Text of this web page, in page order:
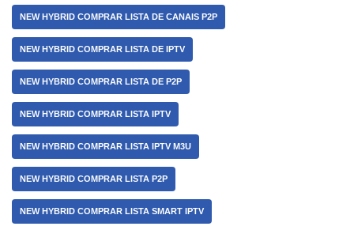
NEW HYBRID COMPRAR LISTA DE CANAIS P2P
NEW HYBRID COMPRAR LISTA DE IPTV
NEW HYBRID COMPRAR LISTA DE P2P
NEW HYBRID COMPRAR LISTA IPTV
NEW HYBRID COMPRAR LISTA IPTV M3U
NEW HYBRID COMPRAR LISTA P2P
NEW HYBRID COMPRAR LISTA SMART IPTV